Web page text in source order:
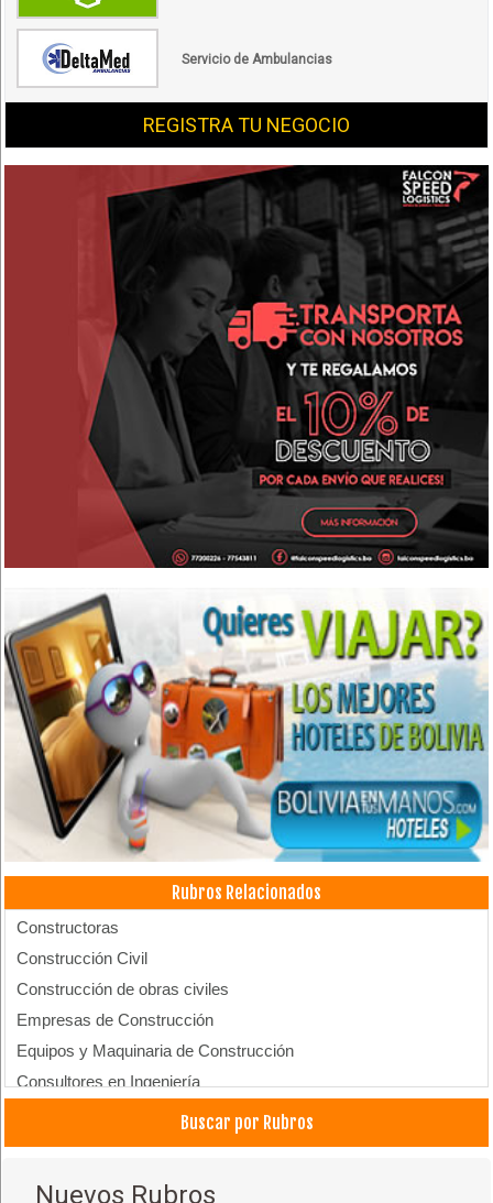
Servicio de Ambulancias
REGISTRA TU NEGOCIO
Rubros Relacionados
Constructoras
Construcción Civil
Construcción de obras civiles
Empresas de Construcción
Equipos y Maquinaria de Construcción
Consultores en Ingeniería
Ingeniería Civil y Sanitaria
Buscar por Rubros
Nuevos Rubros